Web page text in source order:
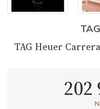
TAG Heuer
202